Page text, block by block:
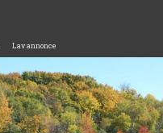
Lav annonce